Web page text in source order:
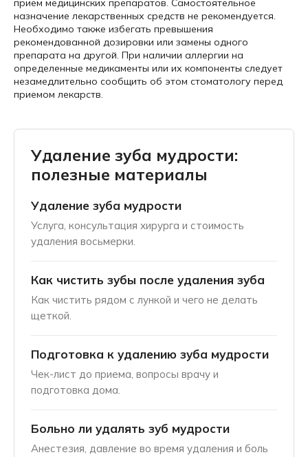
прием медицинских препаратов. Самостоятельное
назначение лекарственных средств не рекомендуется.
Необходимо также избегать превышения
рекомендованной дозировки или замены одного
препарата на другой. При наличии аллергии на
определенные медикаменты или их компоненты следует
незамедлительно сообщить об этом стоматологу перед
приемом лекарств.
Удаление зуба мудрости:
полезные материалы
Удаление зуба мудрости
Услуга, консультация хирурга и стоимость
удаления восьмерки.
Как чистить зубы после удаления зуба
Как чистить рядом с лункой и чего не делать
щеткой.
Подготовка к удалению зуба мудрости
Чек-лист до приема, вопросы врачу и
подготовка дома.
Больно ли удалять зуб мудрости
Анестезия, давление во время удаления и боль